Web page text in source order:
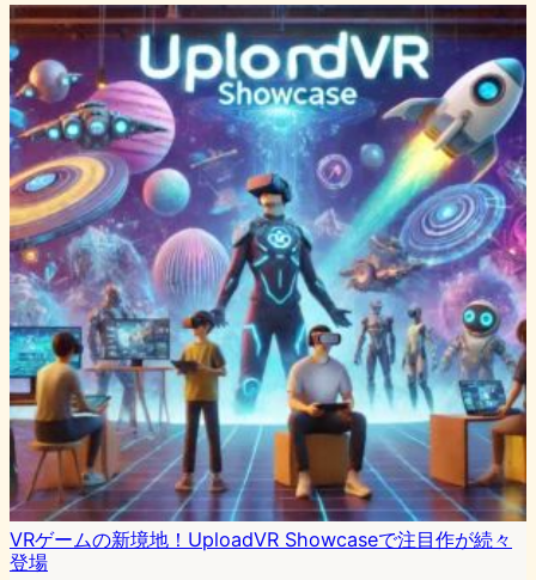
VRゲームの新境地！UploadVR Showcaseで注目作が続々
登場